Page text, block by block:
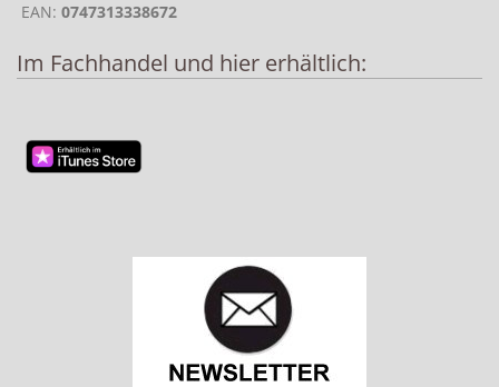
EAN: 0747313338672
Im Fachhandel und hier erhältlich: